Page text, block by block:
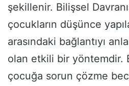
şekillenir. Bilişsel
çocukların düşünce
arasındaki bağlantıyı
olan etkili bir yöntemdir.
çocuğa sorun çözme